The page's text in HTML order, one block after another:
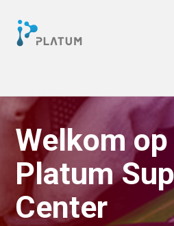
Zoeken
Welkom
Platum
Center